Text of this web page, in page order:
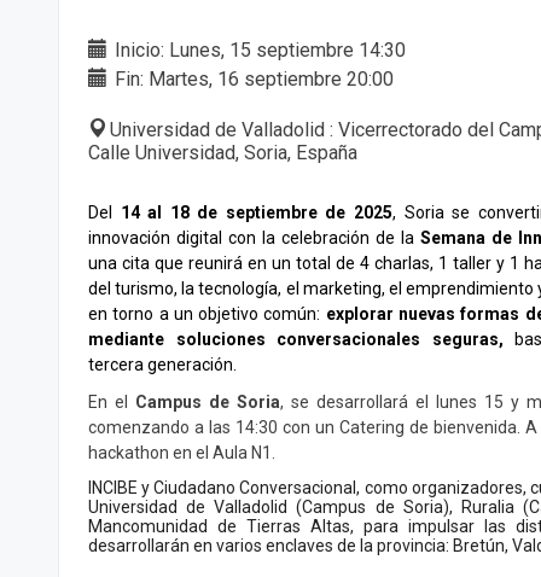
Inicio: Lunes, 15 septiembre 14:30
Fin: Martes, 16 septiembre 20:00
Universidad de Valladolid : Vicerrectorado del
Calle Universidad, Soria, España
Del 14 al 18 de septiembre de 2025, Soria se
innovación digital con la celebración de laSemana de
una cita que reunirá en un total de 4 charlas, 1 taller y 1
del turismo, la tecnología, el marketing, el emprendimiento
en torno a un objetivo común: explorar nuevas formas
mediante soluciones conversacionales seguras,
tercera generación.
En el Campus de Soria, se desarrollará el lunes 15 y
comenzando a las 14:30 con un Catering de bienvenida.
hackathon en el Aula N1.
INCIBE y Ciudadano Conversacional, como organizadores,
Universidad de Valladolid (Campus de Soria), Ruralia
Mancomunidad de Tierras Altas, para impulsar las
desarrollarán en varios enclaves de la provincia: Bretún,